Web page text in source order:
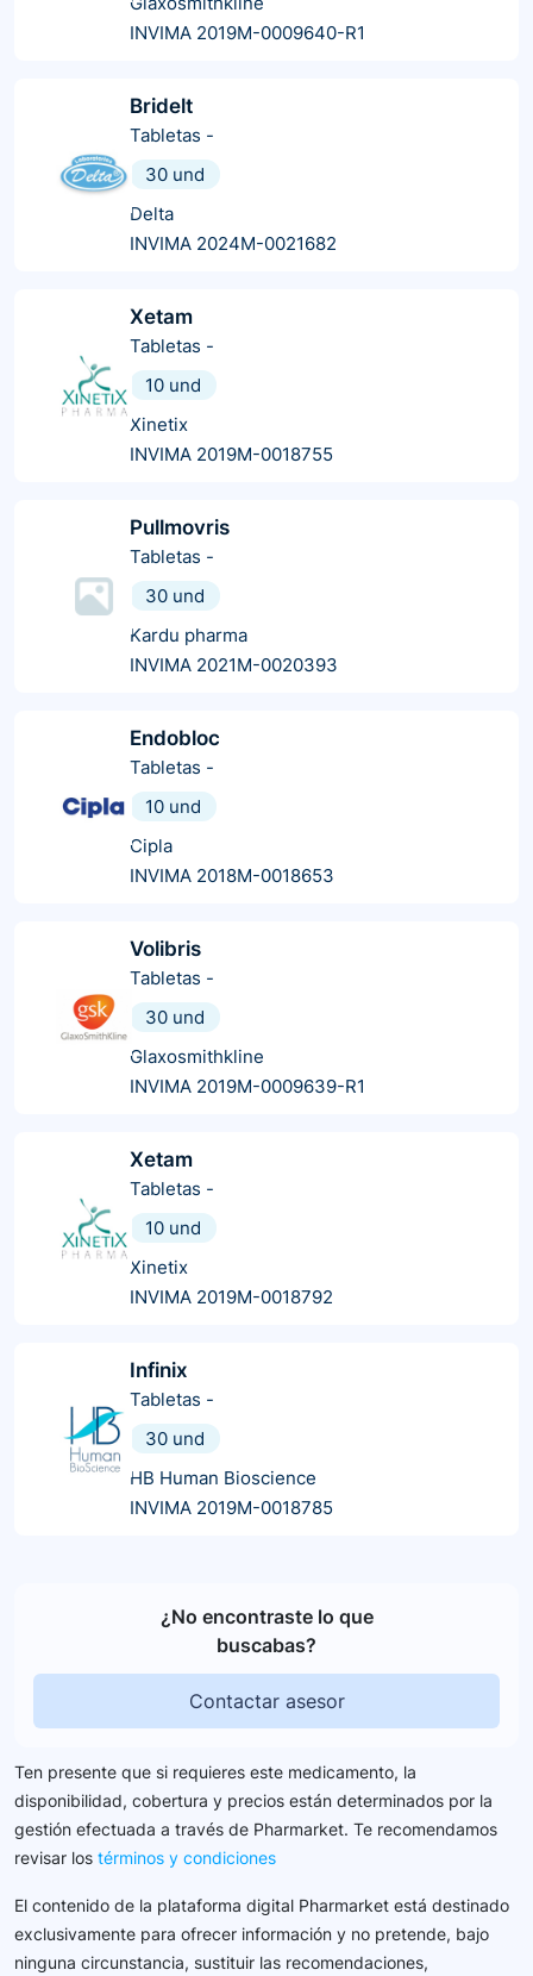
INVIMA 2019M-0009640-R1
Bridelt
Tabletas -
30 und
Delta
INVIMA 2024M-0021682
Xetam
Tabletas -
10 und
Xinetix
INVIMA 2019M-0018755
Pullmovris
Tabletas -
30 und
Kardu pharma
INVIMA 2021M-0020393
Endobloc
Tabletas -
10 und
Cipla
INVIMA 2018M-0018653
Volibris
Tabletas -
30 und
Glaxosmithkline
INVIMA 2019M-0009639-R1
Xetam
Tabletas -
10 und
Xinetix
INVIMA 2019M-0018792
Infinix
Tabletas -
30 und
HB Human Bioscience
INVIMA 2019M-0018785
¿No encontraste lo que
buscabas?
Contactar asesor
Ten presente que si requieres este medicamento, la
disponibilidad, cobertura y precios están determinados por la
gestión efectuada a través de Pharmarket. Te recomendamos
revisar los términos y condiciones
El contenido de la plataforma digital Pharmarket está destinado
exclusivamente para ofrecer información y no pretende, bajo
ninguna circunstancia, sustituir las recomendaciones,